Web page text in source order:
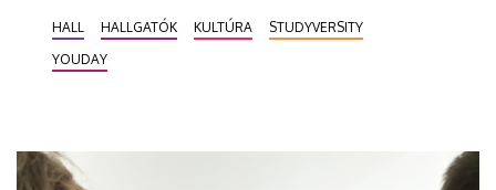
Gólyatáborról, a yuUDay-ről, a Campus Fesztiválról
és a DEAC focicsapatainak eddig nyújtott
teljesítményéről.
HALL HALLGATÓK KULTÚRA
STUDYVERSITY
YOUDAY